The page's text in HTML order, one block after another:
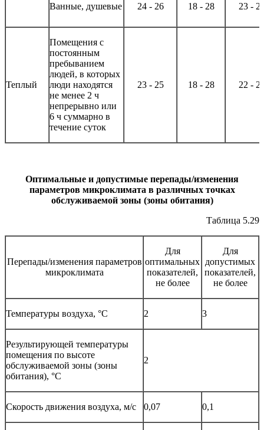
Ванные, душевые 24 - 26 18 - 28 23 -
Теплый
Помещения с
постоянным
пребыванием
людей, в которых
люди находятся
не менее 2 ч
непрерывно или
6 ч суммарно в
течение суток
23 - 25 18 - 28 22 -
Оптимальные и допустимые перепады/изменения
параметров микроклимата в различных точках
обслуживаемой зоны (зоны обитания)
Таблица 5.29
Перепады/изменения параметров
микроклимата
Для
оптимальных
показателей,
не более
Для
допустимых
показателей,
не более
Температуры воздуха, °C 2 3
Результирующей температуры
помещения по высоте
обслуживаемой зоны (зоны
обитания), °C
2
Скорость движения воздуха, м/с 0,07 0,1